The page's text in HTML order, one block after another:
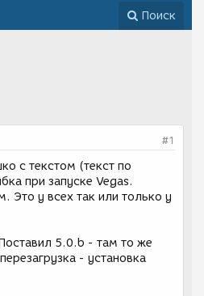
Поиск
#1
с текстом (текст по
при запуске Vegas.
Это у всех так или только у
5.0.b - там то же
- установка